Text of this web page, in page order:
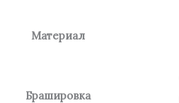
Материал
Брашировка